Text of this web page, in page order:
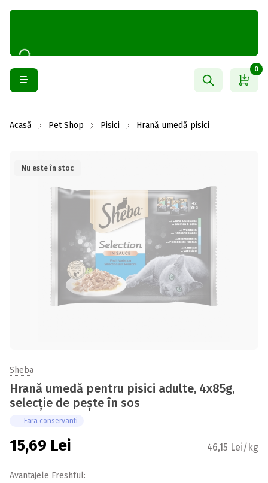
0
Acasă Pet Shop Pisici Hrană umedă pisici
Nu este în stoc
Sheba
Hrană umedă pentru pisici adulte, 4x85g,
selecție de pește în sos
Fara conservanti
15,69 Lei 46,15 Lei/kg
Avantajele Freshful: